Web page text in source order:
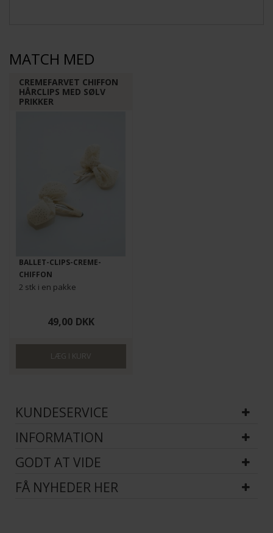
MATCH MED
CREMEFARVET CHIFFON
HÅRCLIPS MED SØLV
PRIKKER
BALLET-CLIPS-CREME-
CHIFFON
2 stk i en pakke
49,00 DKK
KUNDESERVICE
INFORMATION
GODT AT VIDE
FÅ NYHEDER HER